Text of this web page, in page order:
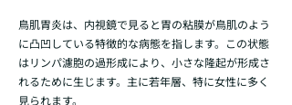
鳥肌胃炎は、内視鏡で見ると胃の粘膜が鳥肌のよう
に凸凹している特徴的な病態を指します。この状態
はリンパ濾胞の過形成により、小さな隆起が形成さ
れるために生じます。主に若年層、特に女性に多く
見られます。